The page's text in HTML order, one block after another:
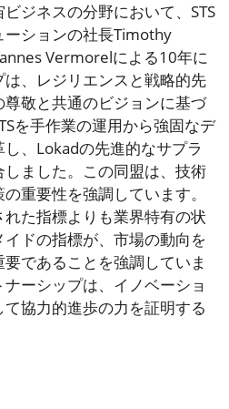
ジネスの分野において、STS
ーションの社長Timothy
Vermorelによる10年に
、レジリエンスと戦略的先
敬と共通のビジョンに基づ
を手作業の運用から強固なデ
、Lokadの先進的なサプラ
ました。この同盟は、技術
重要性を強調しています。
た指標よりも業界特有の状
ドの指標が、市場の動向を
であることを強調していま
ーシップは、イノベーショ
協力的進歩の力を証明する